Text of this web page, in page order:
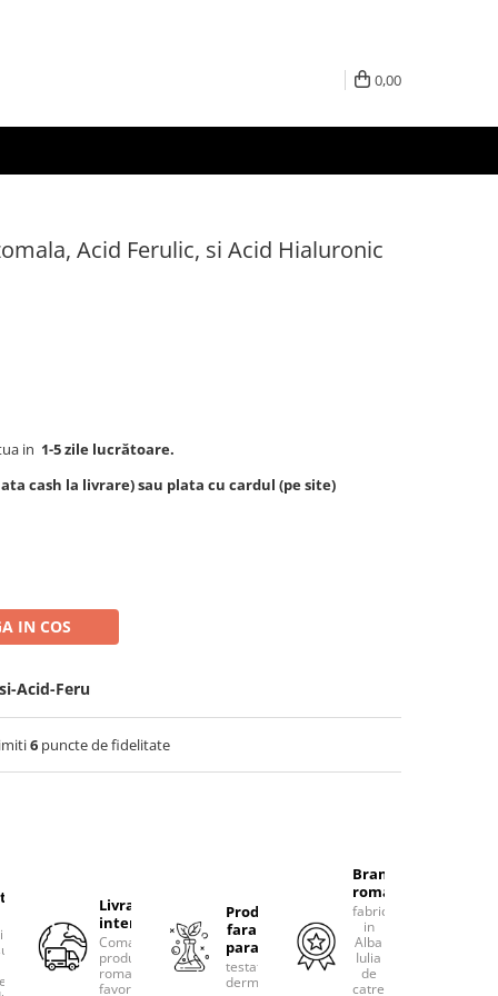
0,00
Acid Ferulic, si Acid Hialuronic
in 1-5 zile lucrătoare.
cash la livrare) sau plata cu cardul (pe site)
IN COS
Acid-Feru
6 puncte de fidelitate
Livram
international
Comanda
produsele
romanesti
favorite!
Produse
fara
parabeni
testate
dermatologic
Brand
romanesc
fabricat
in
Alba
Iulia
de
catre